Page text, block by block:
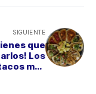
SIGUIENTE
que
Los
más